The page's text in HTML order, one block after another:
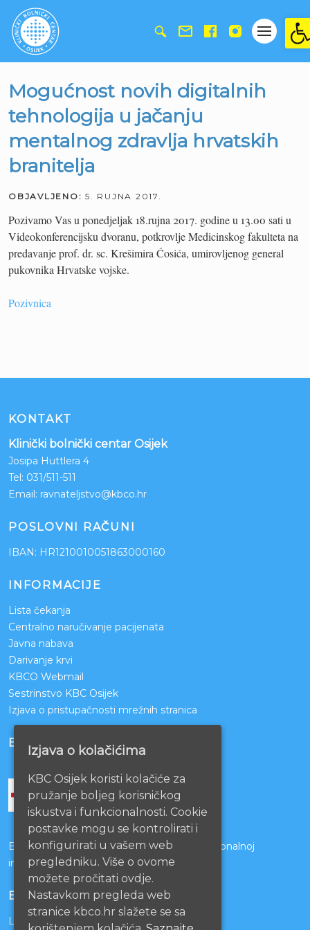
Mogućnost novih digitalnih
tehnologija u jačanju
mentalnog zdravlja hrvatskih
branitelja
OBJAVLJENO: 5. RUJNA 2017.
Pozivamo Vas u ponedjeljak 18.rujna 2017. godine u 13.00 sati u
Videokonferencijsku dvoranu, potkrovlje Medicinskog fakulteta na
predavanje prof. dr. sc. Krešimira Ćosića, umirovljenog general
pukovnika Hrvatske vojske.
Pozivnica
KONTAKT
Klinički bolnički centar Osijek
Josipa Huttlera 4
Tel: 031/511-511
Email: ravnateljstvo@kbco.hr
POSLOVNI RAČUNI
IBAN: HR1210010051863000160
INFORMACIJE
Lista čekanja
Centralno naručivanje pacijenata
Javna nabava
Darivanje krvi
KBCO Webmail
Sestrinstvo KBC Osijek
Izjava o pristupačnosti mrežnih stranica
BOLNICE PARTNERI
Bolnice s kojima je potpisan ugovor o funkcionalnoj
integraciji
EU PROJEKTI
Lista projekata
Izjava o kolačićima
KBC Osijek koristi kolačiće za
pružanje boljeg korisničkog
iskustva i funkcionalnosti. Cookie
postavke mogu se kontrolirati i
konfigurirati u vašem web
pregledniku. Više o ovome
možete pročitati ovdje.
Nastavkom pregleda web
stranice kbco.hr slažete se sa